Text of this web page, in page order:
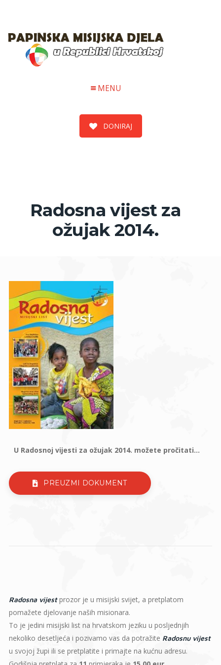
MENU
DONIRAJ
Radosna vijest za
ožujak 2014.
U Radosnoj vijesti za ožujak 2014. možete pročitati...
PREUZMI DOKUMENT
Radosna vijestprozor je u misijski svijet, a pretplatom
pomažete djelovanje naših misionara.
To je jedini misijski list na hrvatskom jeziku u posljednjih
nekoliko desetljeća i pozivamo vas da potražite Radosnu vijest
u svojoj župi ili se pretplatite i primajte na kućnu adresu.